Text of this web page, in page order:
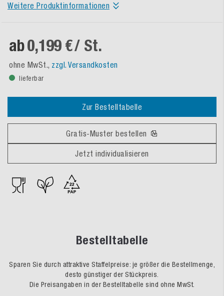
Weitere Produktinformationen
ab0,199 €/ St.
ohne MwSt., zzgl. Versandkosten
lieferbar
Zur Bestelltabelle
Gratis-Muster bestellen
Jetzt individualisieren
Bestelltabelle
Sparen Sie durch attraktive Staffelpreise: je größer die Bestellmenge,
desto günstiger der Stückpreis.
Die Preisangaben in der Bestelltabelle sind ohne MwSt.